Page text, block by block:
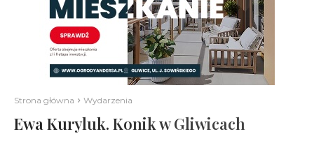
Strona główna Wydarzenia
Ewa Kuryluk. Konik w Gliwicach